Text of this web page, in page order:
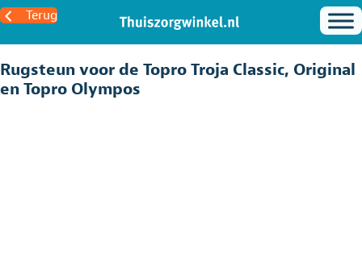
Terug
Rugsteun voor de Topro Troja Classic, Original
en Topro Olympos